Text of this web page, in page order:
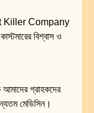
Killer Company
বিশ্বাস ও
গ্রাহকদের
মেডিসিন।